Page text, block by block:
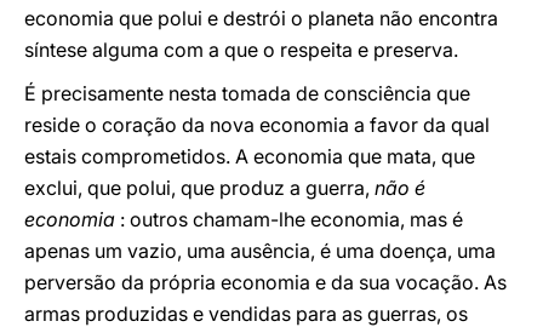
economia que polui e destrói o planeta não encontra
síntese alguma com a que o respeita e preserva.
É precisamente nesta tomada de consciência que
reside o coração da nova economia a favor da qual
estais comprometidos. A economia que mata, que
exclui, que polui, que produz a guerra, não é
economia : outros chamam-lhe economia, mas é
apenas um vazio, uma ausência, é uma doença, uma
perversão da própria economia e da sua vocação. As
armas produzidas e vendidas para as guerras, os